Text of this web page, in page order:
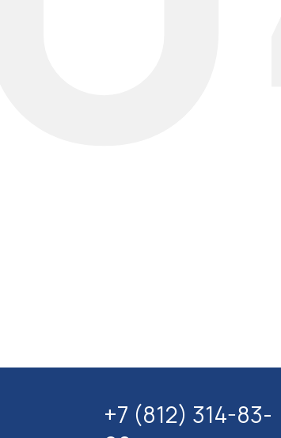
+7 (812) 314-83-